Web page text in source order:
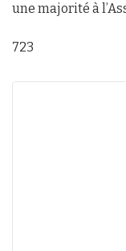
une majorité à
723